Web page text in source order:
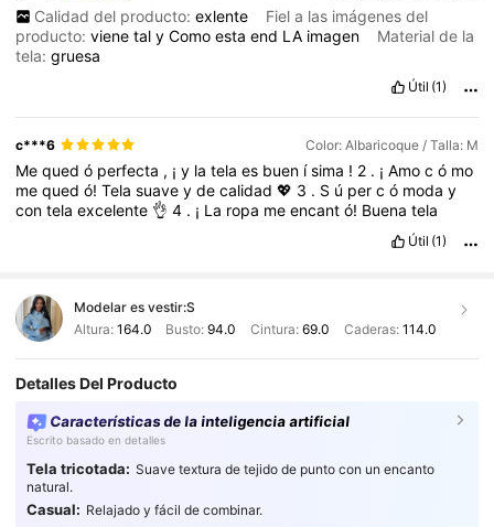
Calidad del producto: exlente
Fiel a las imágenes del
producto:vienetalyComoestaend LA imagen
Material de la
tela:gruesa
Útil (1)
c***6 Color: Albaricoque / Talla: M
Mequedó perfecta , ¡y latelaes buen ísima ! 2 . ¡Amocó mo
mequedó!Telasuaveydecalidad💖 3 . S ú percó moday
contelaexcelente 👌4 . ¡ La ropa meencantó! Buenatela
Útil (1)
Modelar es vestir:S
Altura: 164.0 Busto:94.0 Cintura: 69.0 Caderas: 114.0
Detalles Del Producto
Características de la inteligencia artificial
Escrito basado en detalles
Tela tricotada: Suave textura de tejido de punto con un encanto
natural.
Casual: Relajado y fácil de combinar.
4.92 1.1M Seguidores